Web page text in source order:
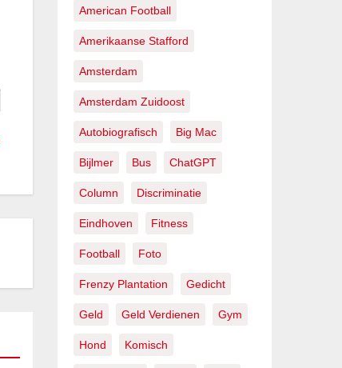
American Football
Amerikaanse Stafford
Amsterdam
Amsterdam Zuidoost
Autobiografisch Big Mac
Bijlmer Bus ChatGPT
Column Discriminatie
Eindhoven Fitness
Football Foto
Frenzy Plantation Gedicht
Geld Geld Verdienen Gym
Hond Komisch